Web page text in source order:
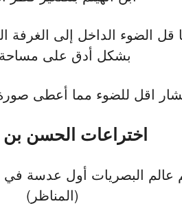
قل الضوء الداخل إلى الغرفة
بشكل أدق على
اقل للضوء مما أعطى
اختراعات الحسن بن
عالم البصريات أول عدسة
(المناظر)